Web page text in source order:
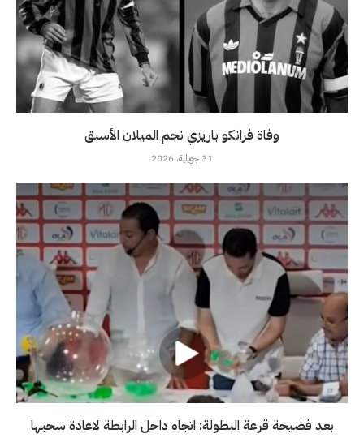
وفاة فرانكو باريزي نجم الميلان الأسبق
31 جويلية، 2026
بعد فضيحة قرعة البطولة: اتجاه داخل الرابطة لاعادة سحبها